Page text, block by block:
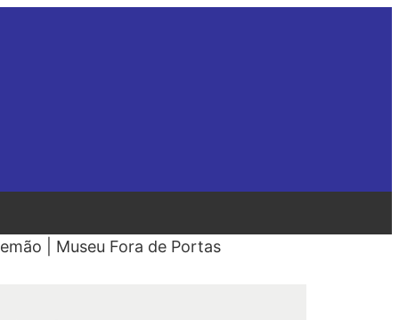
| Museu Fora de Portas